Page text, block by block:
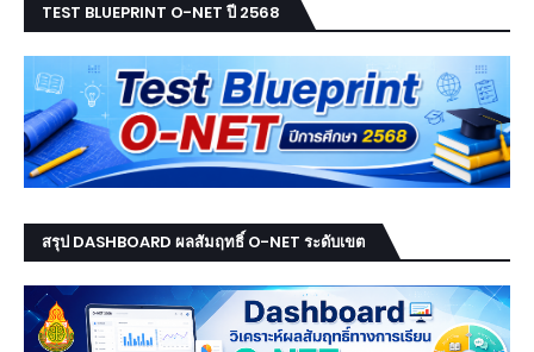
TEST BLUEPRINT O-NET ปี 2568
สรุป DASHBOARD ผลสัมฤทธิ์ O-NET ระดับเขต